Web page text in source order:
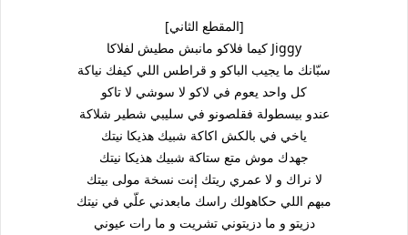
[المقطع الثاني]
كيما فلاكو مانبش مطيش لفلاكا Jiggy
سبّانك ما يجيب الباكو و قراطس اللي كيفك نياكة
كل واحد يعوم في لاكو لا سوشي لا تاكو
عندو بيسطولة فقلصونو في سليبي شطير شلاكة
ياخي في بالكش اكاكة شبيك هذيكا نيتك
جهدك موش متع ستاكة شبيك هذيكا نيتك
لا نراك و لا عمري ريتك إنت نسخة مولى بيتك
مبهم اللي حكاهولك راسك مابعدني علّي في نيتك
دزيتو و ما دزيتوني تشريت و ما رات عيوني